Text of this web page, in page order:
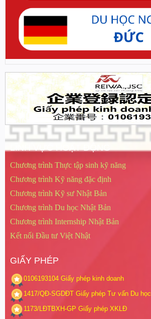
LĨNH VỰC HOẠT ĐỘNG
Chương trình Thực tập sinh kỹ năng
Chương trình Kỹ năng đặc định
Chương trình Kỹ sư Nhật Bản
Chương trình Du học Nhật Bản
Chương trình Internship Nhật Bản
Kết nối Đầu tư Việt Nhật
GIẤY PHÉP
0106193104 Giấy phép kinh doanh
1417/QĐ-SGDĐT Giấy phép Tư vấn Du học
1173/LĐTBXH-GP Giấy phép XKLĐ